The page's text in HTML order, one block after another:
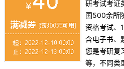
研考试考证
国500余所
资格考试、
含电子书、
您是考研复
等，不同类